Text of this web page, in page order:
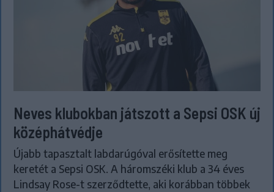
Neves klubokban játszott a Sepsi OSK új
középhátvédje
Újabb tapasztalt labdarúgóval erősítette meg
keretét a Sepsi OSK. A háromszéki klub a 34 éves
Lindsay Rose-t szerződtette, aki korábban többek